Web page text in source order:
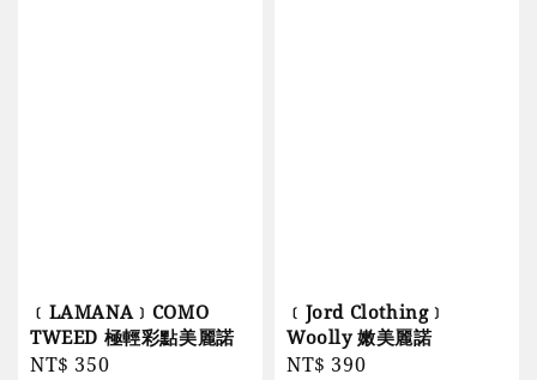
﹝LAMANA﹞COMO
TWEED 極輕彩點美麗諾
Regular
NT$ 350
﹝Jord Clothing﹞
Woolly 嫩美麗諾
Regular
NT$ 390